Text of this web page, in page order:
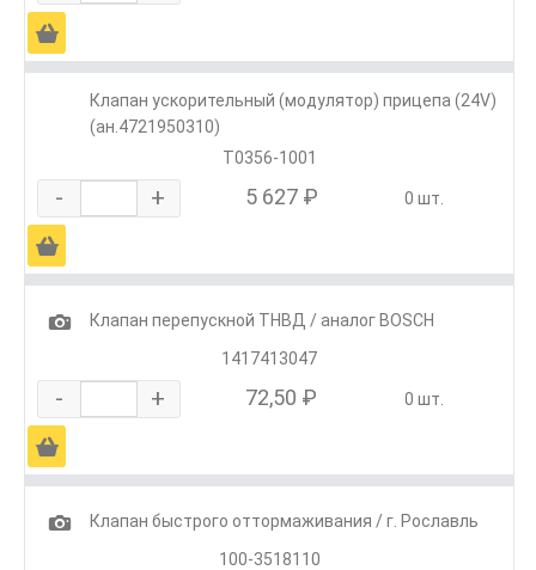
Ä
Клапан ускорительный (модулятор) прицепа (24V)
(ан.4721950310)
Т0356-1001
- + 5 627 ₽ 0 шт.
Ä
1
Клапан перепускной ТНВД / аналог BOSCH
1417413047
- + 72,50 ₽ 0 шт.
Ä
1
Клапан быстрого оттормаживания / г. Рославль
100-3518110